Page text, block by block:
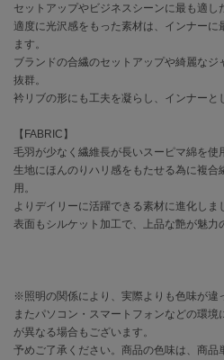
COLE HAAN
コール ハーン
CONVERSE
コンバース
DANSKIN
ダンスキン
EIMY ISTOIRE
エミ
emmi atelier
エミ アトリエ
セットアップやビジネスシーンに最も適し
適度に光沢感をもった素材は、インナー
ます。
ブランドの合繊のセットアップや綺麗な
抜群。
衿リブの形にも工夫を凝らし、インナーと
【FABRIC】
毛羽が少なく繊維長が長いスーピマ綿を使
生地にほんのりハリ感をもたせる為に複合
用。
よりデイリーに活躍できる素材に進化しま
表面もシルケット加工で、上品な艶が魅力
※照明の関係により、実際よりも色味が違
またパソコン・スマートフォンなどの環
が異なる場合もございます。
予めご了承ください。商品の色味は、商品